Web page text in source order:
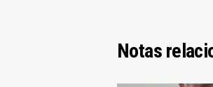
Notas